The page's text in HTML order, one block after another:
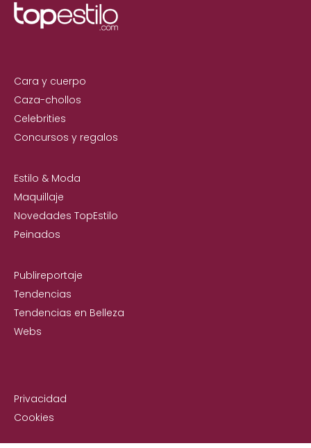
Cara y cuerpo
Caza-chollos
Celebrities
Concursos y regalos
Estilo & Moda
Maquillaje
Novedades TopEstilo
Peinados
Publireportaje
Tendencias
Tendencias en Belleza
Webs
Privacidad
Cookies